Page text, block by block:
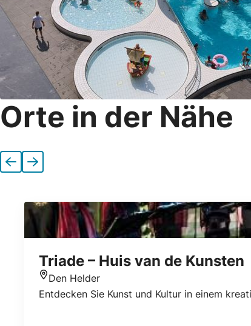
Orte in der Nähe
Vorherige
Nächste
Triade – Huis van de Kunsten
Standort
Den Helder
Entdecken Sie Kunst und Kultur in einem